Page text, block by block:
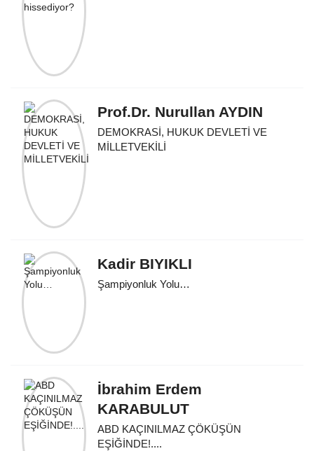
Prof.Dr. Nurullan AYDIN
DEMOKRASİ, HUKUK DEVLETİ VE
MİLLETVEKİLİ
Kadir BIYIKLI
Şampiyonluk Yolu…
İbrahim Erdem
KARABULUT
ABD KAÇINILMAZ ÇÖKÜŞÜN
EŞİĞİNDE!....